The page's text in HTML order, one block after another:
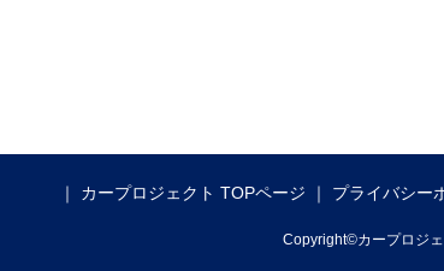
カープロジェクト TOPページ プライバシー
Copyright©カープロジ